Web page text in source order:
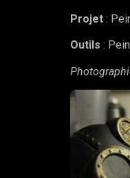
Projet :
Outils :